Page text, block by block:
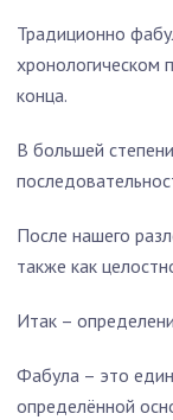
Традиционно
хронологическом
конца.
В большей
После нашего
также как
Итак –
Фабула – это
определённой